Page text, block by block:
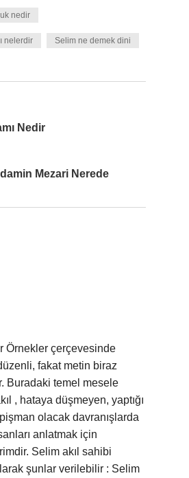
nedir
nelerdir Selim ne demek dini
Nedir
Mezari Nerede
Örnekler çerçevesinde
fakat metin biraz
Buradaki temel mesele
, hataya düşmeyen, yaptığı
olacak davranışlarda
anlatmak için
Selim akıl sahibi
şunlar verilebilir : Selim